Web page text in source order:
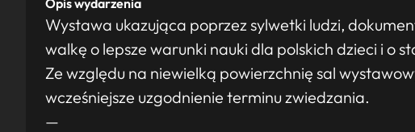
Opis wydarzenia
Wystawa ukazująca poprzez sylwetki ludzi,
walkę o lepsze warunki nauki dla polskich dzieci i o
Ze względu na niewielką powierzchnię sal
wcześniejsze uzgodnienie terminu zwiedzania.
—